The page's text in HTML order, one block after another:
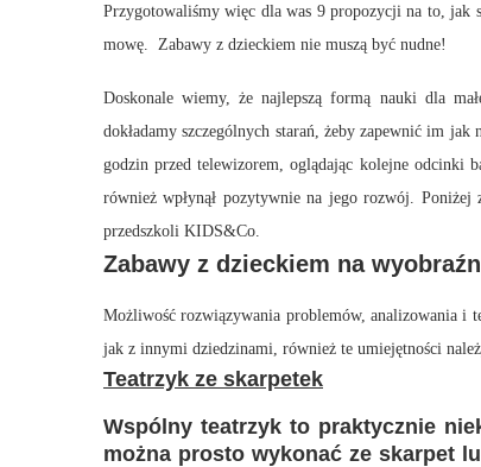
Przygotowaliśmy więc dla was 9 propozycji na to, jak
mowę. Zabawy z dzieckiem nie muszą być nudne!
Doskonale wiemy, że najlepszą formą nauki dla
dokładamy szczególnych starań, żeby zapewnić im
godzin przed telewizorem, oglądając kolejne odcinki
również wpłynął pozytywnie na jego rozwój. Poniżej
przedszkoli KIDS&Co.
Zabawy z dzieckiem na
Możliwość rozwiązywania problemów, analizowania i
jak z innymi dziedzinami, również te umiejętności
Teatrzyk ze skarpetek
Wspólny teatrzyk to praktycznie
można prosto wykonać ze skarpet